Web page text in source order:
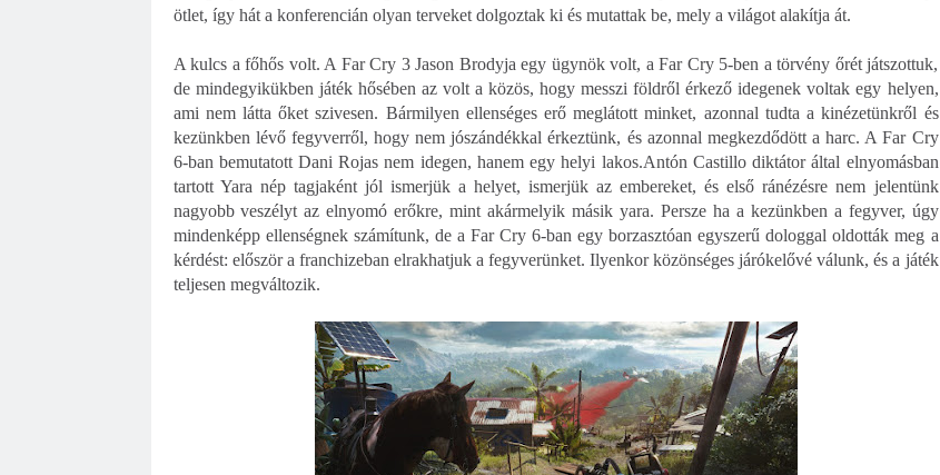
ötlet, így hát a konferencián olyan terveket dolgoztak ki és mutattak be, mely a világot alakítja át.
A kulcs a főhős volt. A Far Cry 3 Jason Brodyja egy ügynök volt, a Far Cry 5-ben a törvény őrét játszottuk,
de mindegyikükben játék hősében az volt a közös, hogy messzi földről érkező idegenek voltak egy helyen,
ami nem látta őket szivesen. Bármilyen ellenséges erő meglátott minket, azonnal tudta a kinézetünkről és
kezünkben lévő fegyverről, hogy nem jószándékkal érkeztünk, és azonnal megkezdődött a harc. A Far Cry
6-ban bemutatott Dani Rojas nem idegen, hanem egy helyi lakos.Antón Castillo diktátor által elnyomásban
tartott Yara nép tagjaként jól ismerjük a helyet, ismerjük az embereket, és első ránézésre nem jelentünk
nagyobb veszélyt az elnyomó erőkre, mint akármelyik másik yara. Persze ha a kezünkben a fegyver, úgy
mindenképp ellenségnek számítunk, de a Far Cry 6-ban egy borzasztóan egyszerű dologgal oldották meg a
kérdést: először a franchizeban elrakhatjuk a fegyverünket. Ilyenkor közönséges járókelővé válunk, és a játék
teljesen megváltozik.